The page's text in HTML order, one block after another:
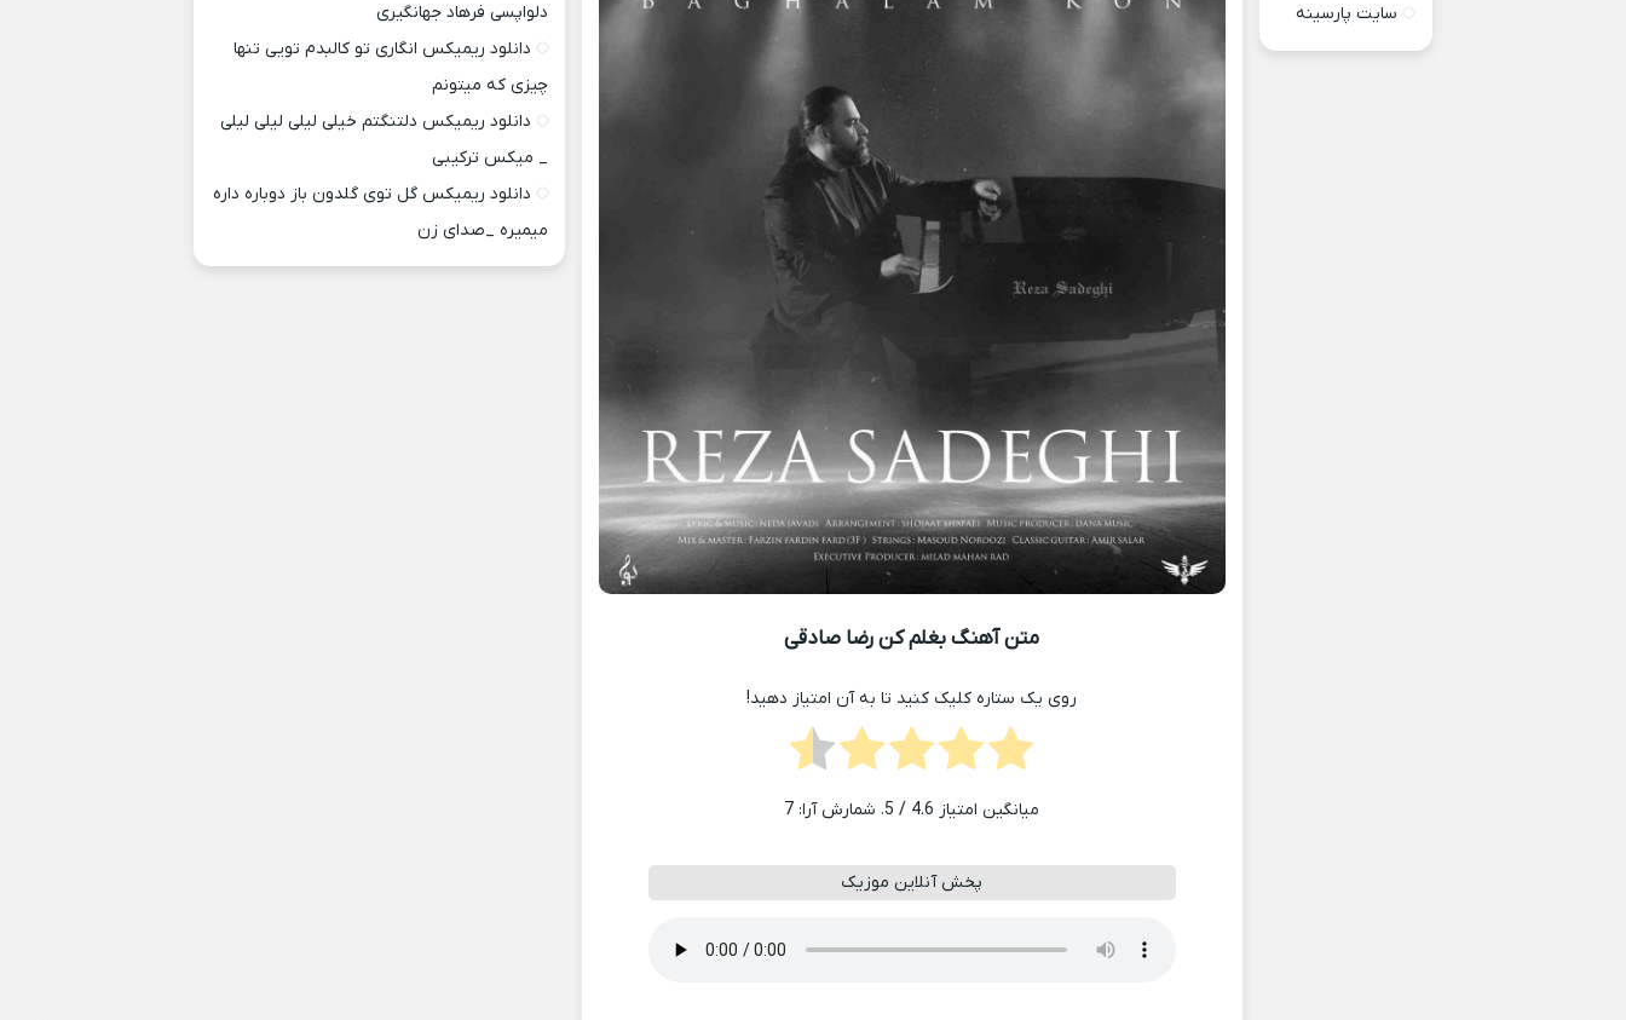
متن آهنگ بغلم کن رضا صادقی
روی یک ستاره کلیک کنید تا به آن امتیاز دهید!
میانگین امتیاز 4.6 / 5. شمارش آرا: 7
پخش آنلاین موزیک
سایت پارسینه
دلواپسی فرهاد جهانگیری
دانلود ریمیکس انگاری تو کالبدم تویی تنها
چیزی که میتونم
دانلود ریمیکس دلتنگتم خیلی لیلی لیلی لیلی
_ میکس ترکیبی
دانلود ریمیکس گل توی گلدون باز دوباره داره
میمیره _صدای زن